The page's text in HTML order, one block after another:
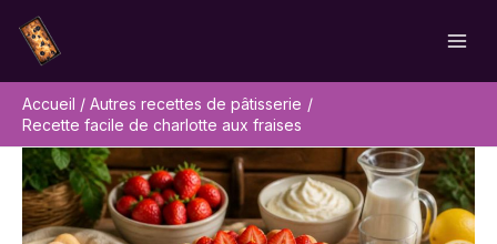
contenu
Accueil
Autres recettes de pâtisserie
Recette facile de charlotte aux fraises
Rechercher